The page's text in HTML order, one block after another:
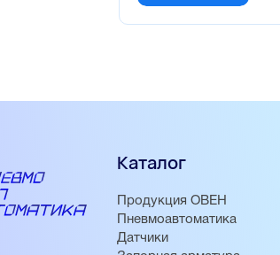
Каталог
Продукция ОВЕН
Пневмоавтоматика
Датчики